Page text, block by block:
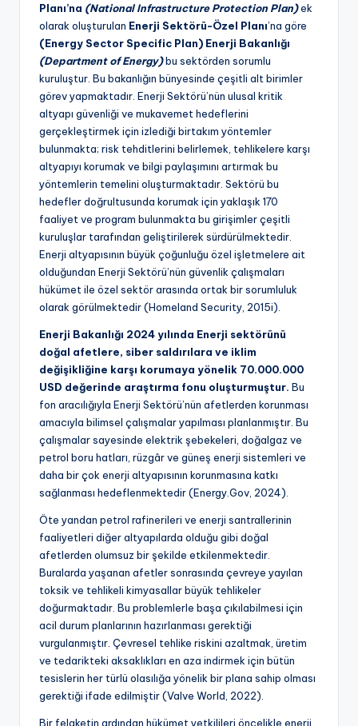
Planı’na (National Infrastructure Protection Plan)ek
olarak oluşturulan Enerji Sektörü-Özel Planı’na göre
(Energy Sector Specific Plan) Enerji Bakanlığı
(Department of Energy)bu sektörden sorumlu
kuruluştur. Bu bakanlığın bünyesinde çeşitli alt birimler
görev yapmaktadır. Enerji Sektörü’nün ulusal kritik
altyapı güvenliği ve mukavemet hedeflerini
gerçekleştirmek için izlediği birtakım yöntemler
bulunmakta; risk tehditlerini belirlemek, tehlikelere karşı
altyapıyı korumak ve bilgi paylaşımını artırmak bu
yöntemlerin temelini oluşturmaktadır. Sektörü bu
hedefler doğrultusunda korumak için yaklaşık 170
faaliyet ve program bulunmakta bu girişimler çeşitli
kuruluşlar tarafından geliştirilerek sürdürülmektedir.
Enerji altyapısının büyük çoğunluğu özel işletmelere ait
olduğundan Enerji Sektörü’nün güvenlik çalışmaları
hükümet ile özel sektör arasında ortak bir sorumluluk
olarak görülmektedir (Homeland Security, 2015i).
Enerji Bakanlığı 2024 yılında Enerji sektörünü
doğal afetlere, siber saldırılara ve iklim
değişikliğine karşı korumaya yönelik 70.000.000
USD değerinde araştırma fonu oluşturmuştur. Bu
fon aracılığıyla Enerji Sektörü’nün afetlerden korunması
amacıyla bilimsel çalışmalar yapılması planlanmıştır. Bu
çalışmalar sayesinde elektrik şebekeleri, doğalgaz ve
petrol boru hatları, rüzgâr ve güneş enerji sistemleri ve
daha bir çok enerji altyapısının korunmasına katkı
sağlanması hedeflenmektedir (Energy.Gov, 2024).
Öte yandan petrol rafinerileri ve enerji santrallerinin
faaliyetleri diğer altyapılarda olduğu gibi doğal
afetlerden olumsuz bir şekilde etkilenmektedir.
Buralarda yaşanan afetler sonrasında çevreye yayılan
toksik ve tehlikeli kimyasallar büyük tehlikeler
doğurmaktadır. Bu problemlerle başa çıkılabilmesi için
acil durum planlarının hazırlanması gerektiği
vurgulanmıştır. Çevresel tehlike riskini azaltmak, üretim
ve tedarikteki aksaklıkları en aza indirmek için bütün
tesislerin her türlü olasılığa yönelik bir plana sahip olması
gerektiği ifade edilmiştir (Valve World, 2022).
Bir felaketin ardından hükümet yetkilileri öncelikle enerji